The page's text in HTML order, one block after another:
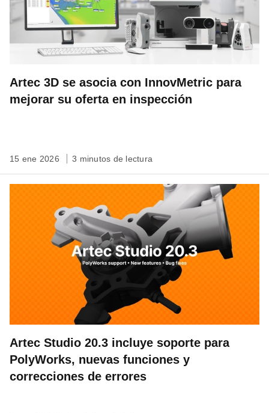
Artec 3D se asocia con InnovMetric para
mejorar su oferta en inspección
15 ene 2026 3 minutos de lectura
Artec Studio 20.3 incluye soporte para
PolyWorks, nuevas funciones y
correcciones de errores